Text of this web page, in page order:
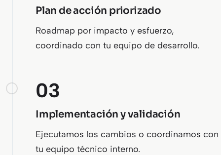
Plan de acción priorizado
Roadmap por impacto y esfuerzo,
coordinado con tu equipo de desarrollo.
03
Implementación y validación
Ejecutamos los cambios o coordinamos con
tu equipo técnico interno.